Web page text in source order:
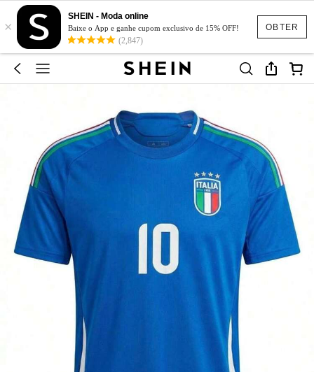
OBTER
×
SHEIN - Moda online
Baixe o App e ganhe cupom exclusivo de 15% OFF!
(2,847)